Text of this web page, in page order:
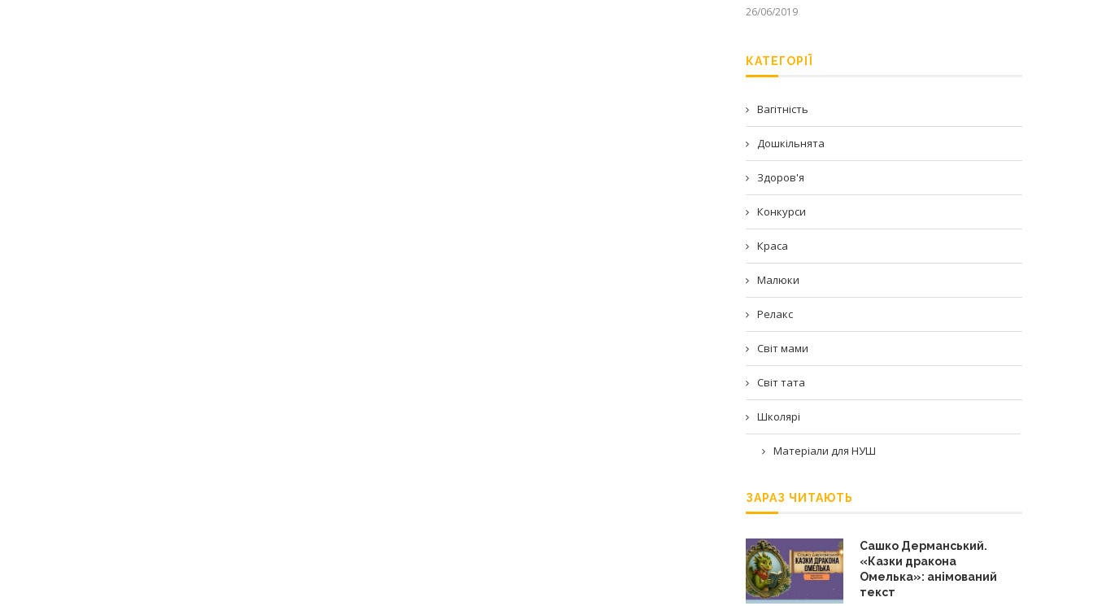
26/06/2019
КАТЕГОРІЇ
Вагітність
Дошкільнята
Здоров'я
Конкурси
Краса
Малюки
Релакс
Світ мами
Світ тата
Школярі
Матеріали для НУШ
ЗАРАЗ ЧИТАЮТЬ
Сашко Дерманський.
«Казки дракона
Омелька»: анімований
текст